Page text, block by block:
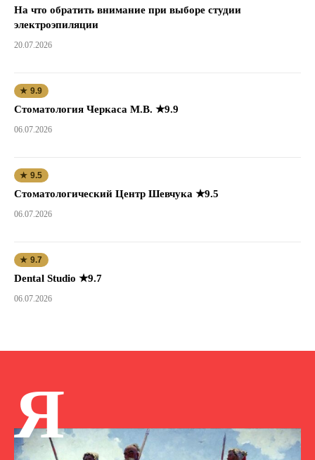
На что обратить внимание при выборе студии
электроэпиляции
20.07.2026
★ 9.9
Стоматология Черкаса М.В. ★9.9
06.07.2026
★ 9.5
Стоматологический Центр Шевчука ★9.5
06.07.2026
★ 9.7
Dental Studio ★9.7
06.07.2026
Я